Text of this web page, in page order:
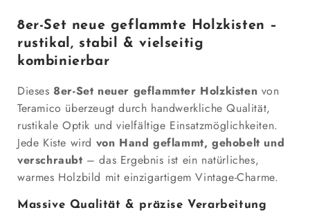
8er-Set neue geflammte Holzkisten –
rustikal, stabil & vielseitig
kombinierbar
Dieses 8er-Set neuer geflammter Holzkisten von
Teramico überzeugt durch handwerkliche Qualität,
rustikale Optik und vielfältige Einsatzmöglichkeiten.
Jede Kiste wird von Hand geflammt, gehobelt und
verschraubt – das Ergebnis ist ein natürliches,
warmes Holzbild mit einzigartigem Vintage-Charme.
Massive Qualität & präzise Verarbeitung